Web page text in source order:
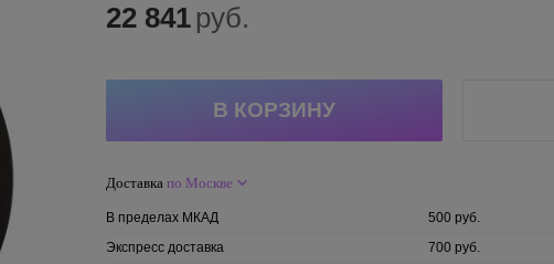
22 841 руб.
Доставка по Москве
В пределах МКАД 500 руб.
Экспресс доставка
700 руб.